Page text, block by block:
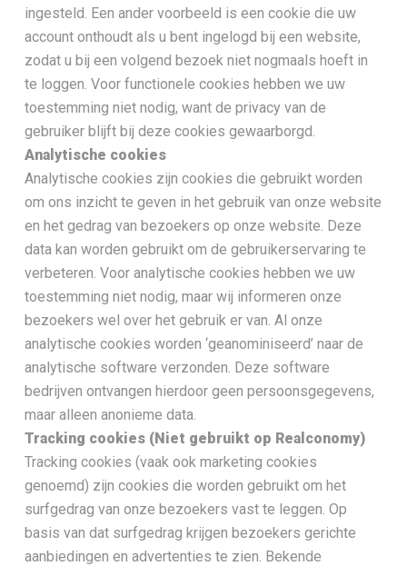
ingesteld. Een ander voorbeeld is een cookie die uw
account onthoudt als u bent ingelogd bij een website,
zodat u bij een volgend bezoek niet nogmaals hoeft in
te loggen. Voor functionele cookies hebben we uw
toestemming niet nodig, want de privacy van de
gebruiker blijft bij deze cookies gewaarborgd.
Analytische cookies
Analytische cookies zijn cookies die gebruikt worden
om ons inzicht te geven in het gebruik van onze website
en het gedrag van bezoekers op onze website. Deze
data kan worden gebruikt om de gebruikerservaring te
verbeteren. Voor analytische cookies hebben we uw
toestemming niet nodig, maar wij informeren onze
bezoekers wel over het gebruik er van. Al onze
analytische cookies worden ‘geanominiseerd’ naar de
analytische software verzonden. Deze software
bedrijven ontvangen hierdoor geen persoonsgegevens,
maar alleen anonieme data.
Tracking cookies (Niet gebruikt op Realconomy)
Tracking cookies (vaak ook marketing cookies
genoemd) zijn cookies die worden gebruikt om het
surfgedrag van onze bezoekers vast te leggen. Op
basis van dat surfgedrag krijgen bezoekers gerichte
aanbiedingen en advertenties te zien. Bekende